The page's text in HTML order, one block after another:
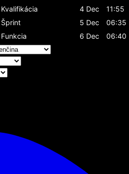
Kvalifikácia 4 Dec
11:55
Šprint 5 Dec
06:35
Funkcia 6 Dec
06:40